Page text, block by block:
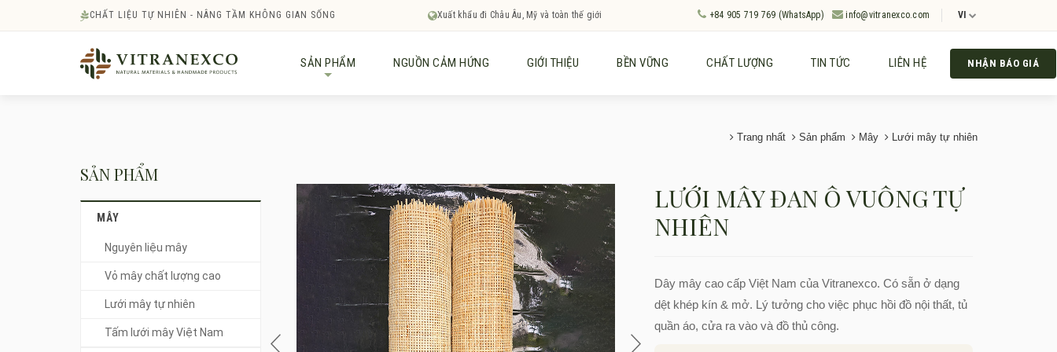
CHẤT LIỆU TỰ NHIÊN - NÂNG TẦM KHÔNG GIAN SỐNG Xuất khẩu đi Châu Âu, Mỹ và toàn thế giới +84 905 719 769 (WhatsApp) info@vitranexco.com VI
SẢN PHẨM NGUỒN CẢM HỨNG GIỚI THIỆU BỀN VỮNG CHẤT LƯỢNG TIN TỨC LIÊN HỆ NHẬN BÁO GIÁ
Trang nhất Sản phẩm Mây Lưới mây tự nhiên
LƯỚI MÂY ĐAN Ô VUÔNG TỰ
NHIÊN
Dây mây cao cấp Việt Nam của Vitranexco. Có sẵn ở dạng
dệt khép kín & mở. Lý tưởng cho việc phục hồi đồ nội thất, tủ
quần áo, cửa ra vào và đồ thủ công.
SẢN PHẨM
MÂY
Nguyên liệu mây
Vỏ mây chất lượng cao
Lưới mây tự nhiên
Tấm lưới mây Việt Nam